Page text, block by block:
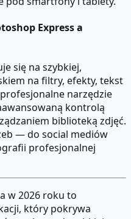
Express a
się na szybkiej,
na filtry, efekty, tekst
narzędzie
kontrolą
biblioteką zdjęć.
— do social mediów
profesjonalnej
w 2026 roku to
który pokrywa